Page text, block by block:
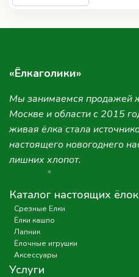
Мы занимаемся продажей
Москве и области с 2015
живая ёлка стала
настоящего новогоднего
лишних хлопот.
Каталог настоящих ёлок
Срезные Елки
Лапник
Ёлочные игрушки
Аксессуары
Услуги
ЯндексКарты ⭐5,0
Доставка и Оплата